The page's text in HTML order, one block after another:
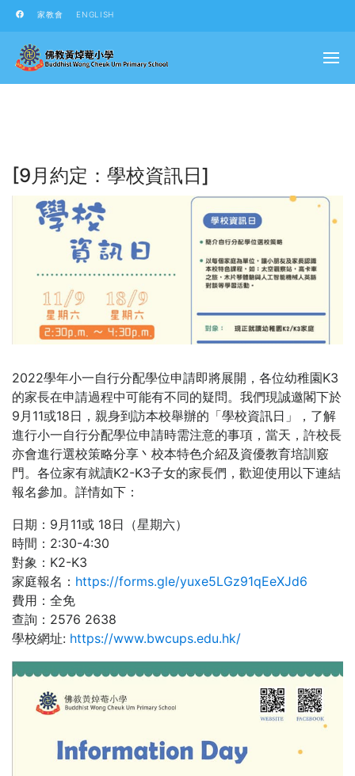
家教會 ENGLISH
[9月約定：學校資訊日]
2022學年小一自行分配學位申請即將展開，各位幼稚園K3
的家長在申請過程中可能有不同的疑問。我們現誠邀閣下於
9月11或18日，親身到訪本校舉辦的「學校資訊日」，了解
進行小一自行分配學位申請時需注意的事項，當天，許校長
亦會進行選校策略分享丶校本特色介紹及資優教育培訓竅
門。各位家有就讀K2-K3子女的家長們，歡迎使用以下連結
報名參加。詳情如下：
日期：9月11或 18日（星期六）
時間：2:30-4:30
對象：K2-K3
家庭報名： https://forms.gle/yuxe5LGz91qEeXJd6
費用：全免
查詢：2576 2638
學校網址: https://www.bwcups.edu.hk/